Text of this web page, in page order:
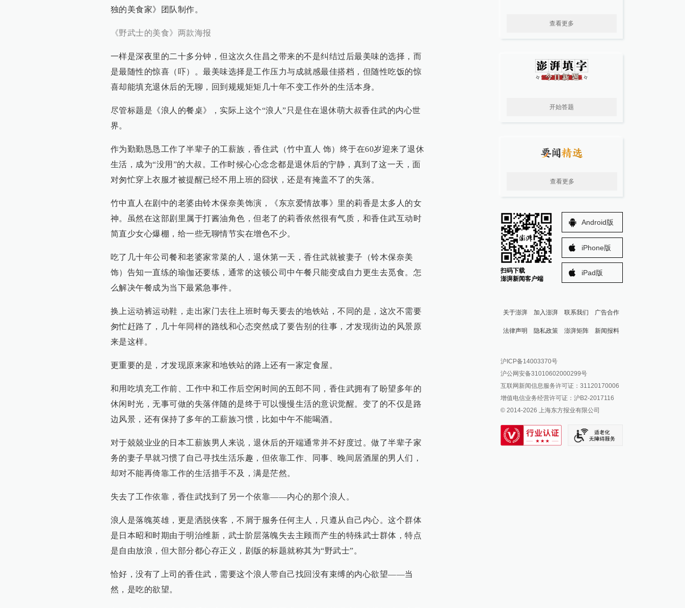
独的美食家》团队制作。
《野武士的美食》两款海报
一样是深夜里的二十多分钟，但这次久住昌之带来的不是纠结过后最美味的选择，而
是最随性的惊喜（吓）。最美味选择是工作压力与成就感最佳搭档，但随性吃饭的惊
喜却能填充退休后的无聊，回到规规矩矩几十年不变工作外的生活本身。
尽管标题是《浪人的餐桌》，实际上这个“浪人”只是住在退休萌大叔香住武的内心世
界。
作为勤勤恳恳工作了半辈子的工薪族，香住武（竹中直人 饰）终于在60岁迎来了退休
生活，成为“没用”的大叔。工作时候心心念念都是退休后的宁静，真到了这一天，面
对匆忙穿上衣服才被提醒已经不用上班的囧状，还是有掩盖不了的失落。
竹中直人在剧中的老婆由铃木保奈美饰演，《东京爱情故事》里的莉香是太多人的女
神。虽然在这部剧里属于打酱油角色，但老了的莉香依然很有气质，和香住武互动时
简直少女心爆棚，给一些无聊情节实在增色不少。
吃了几十年公司餐和老婆家常菜的人，退休第一天，香住武就被妻子（铃木保奈美
饰）告知一直练的瑜伽还要练，通常的这顿公司中午餐只能变成自力更生去觅食。怎
么解决午餐成为当下最紧急事件。
换上运动裤运动鞋，走出家门去往上班时每天要去的地铁站，不同的是，这次不需要
匆忙赶路了，几十年同样的路线和心态突然成了要告别的往事，才发现街边的风景原
来是这样。
更重要的是，才发现原来家和地铁站的路上还有一家定食屋。
和用吃填充工作前、工作中和工作后空闲时间的五郎不同，香住武拥有了盼望多年的
休闲时光，无事可做的失落伴随的是终于可以慢慢生活的意识觉醒。变了的不仅是路
边风景，还有保持了多年的工薪族习惯，比如中午不能喝酒。
对于兢兢业业的日本工薪族男人来说，退休后的开端通常并不好度过。做了半辈子家
务的妻子早就习惯了自己寻找生活乐趣，但依靠工作、同事、晚间居酒屋的男人们，
却对不能再倚靠工作的生活措手不及，满是茫然。
失去了工作依靠，香住武找到了另一个依靠——内心的那个浪人。
浪人是落魄英雄，更是洒脱侠客，不屑于服务任何主人，只遵从自己内心。这个群体
是日本昭和时期由于明治维新，武士阶层落魄失去主顾而产生的特殊武士群体，特点
是自由放浪，但大部分都心存正义，剧版的标题就称其为“野武士”。
恰好，没有了上司的香住武，需要这个浪人带自己找回没有束缚的内心欲望——当
然，是吃的欲望。
查看更多
开始答题
查看更多
扫码下载
澎湃新闻客户端
Android版
iPhone版
iPad版
关于澎湃 加入澎湃 联系我们 广告合作
法律声明 隐私政策 澎湃矩阵
澎湃新闻公众号
澎湃新闻抖音号
派生万物开放平台
IP SHANGHAI
SIXTH TONE
新闻报料
报料邮箱: news@thepaper.cn
沪ICP备14003370号
沪公网安备31010602000299号
互联网新闻信息服务许可证：31120170006
增值电信业务经营许可证：沪B2-2017116
© 2014-2026 上海东方报业有限公司